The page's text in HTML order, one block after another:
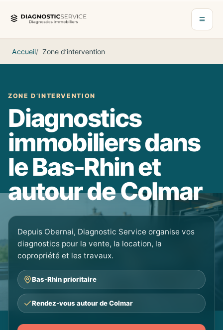
Ouvrir
Accueil Zone d’intervention
ZONE D’INTERVENTION
Diagnostics
immobiliers dans
le Bas-Rhin et
autour de Colmar
Depuis Obernai, Diagnostic Service organise vos
diagnostics pour la vente, la location, la
copropriété et les travaux.
Bas-Rhin prioritaire
Rendez-vous autour de Colmar